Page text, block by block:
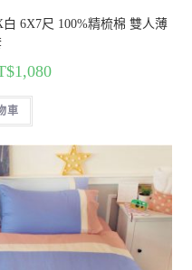
6X7尺 100%精梳棉 雙人薄
1,080
車